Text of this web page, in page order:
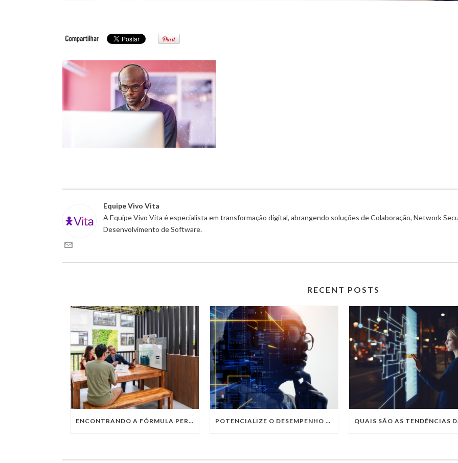
Equipe Vivo Vita
A Equipe Vivo Vita é especialista em transformação digital, abrangendo soluções de Colaboração, Network
Desenvolvimento de Software.
RECENT POSTS
ENCONTRANDO A FÓRMULA PERFEITA: TRABALHO PRESENCIAL, HOME OFFICE OU TRABALHO HÍBRIDO? POTENCIALIZE O DESEMPENHO DA SUA EMPRESA COM OS SERVIÇOS DE TI DA VIVO VITA